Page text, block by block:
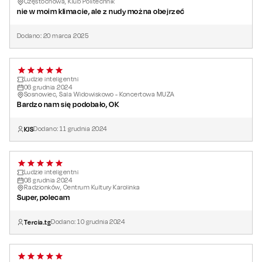
Autor przekładu:Irma Helt
Scenografia:Justyna Woźniak
Muzyka:Szymon Wysocki
Produkcja:Tito Productions – Katarzyna Fukacz, Damian
Słonina
Czas trwania:
Częstochowa, Klub Politechnik
nie w moim klimacie, ale z nudy można obejrzeć
Dodano: 20marca 2025
Ludzie inteligentni
06 grudnia 2024
Sosnowiec, Sala Widowiskowo - Koncertowa MUZA
Bardzo nam się podobało, OK
KJSDodano:11 grudnia 2024
Ludzie inteligentni
08 grudnia 2024
Radzionków, Centrum Kultury Karolinka
Super, polecam
Tercia.tgDodano:10 grudnia 2024